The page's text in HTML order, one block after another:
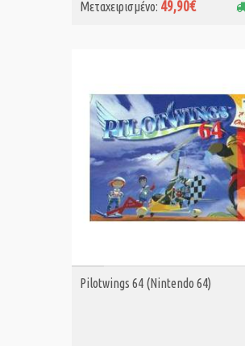
Μεταχειρισμένο: 49,90€
ΑΓΟΡΑ MET.
Pilotwings 64 (Nintendo 64)